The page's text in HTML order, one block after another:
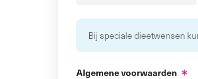
Bij speciale dieetwensen
Algemene voorwaarden